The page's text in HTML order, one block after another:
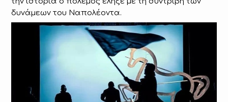
δυνάμεων του Ναπολέοντα.